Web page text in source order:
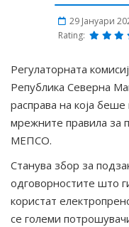
29 Јануари
Rating:
Регулаторната
Република Северна
расправа на која
мрежните правила за
МЕПСО.
Станува збор за
одговорностите што
користат
се големи